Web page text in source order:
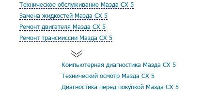
Техническое обслуживание Мазда СХ 5
Замена жидкостей Мазда СХ 5
Ремонт двигателя Мазда СХ 5
Ремонт трансмиссии Мазда СХ 5
Компьютерная диагностика Мазда СХ 5
Технический осмотр Мазда СХ 5
Диагностика перед покупкой Мазда СХ 5